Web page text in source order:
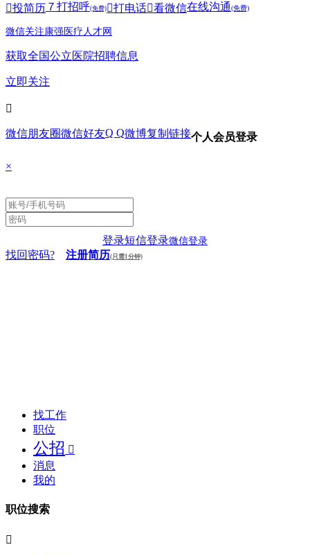
投简历 ７ 打招呼(免费) 打电话看微信在线沟通(免费)
微信关注康强医疗人才网
获取全国公立医院招聘信息
立即关注

微信朋友圈微信好友Q Q微博复制链接个人会员登录
×
登录短信登录微信登录
找回密码? 注册简历(只需1分钟)
找工作
职位
公招 
消息
我的
职位搜索
